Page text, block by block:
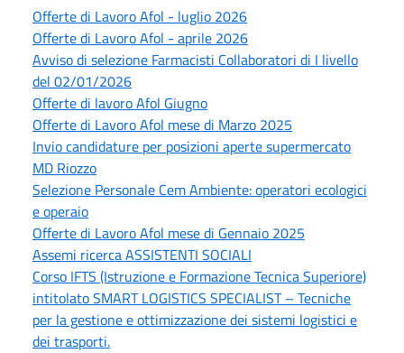
Offerte di Lavoro Afol - luglio 2026
Offerte di Lavoro Afol - aprile 2026
Avviso di selezione Farmacisti Collaboratori di I livello
del 02/01/2026
Offerte di lavoro Afol Giugno
Offerte di Lavoro Afol mese di Marzo 2025
Invio candidature per posizioni aperte supermercato
MD Riozzo
Selezione Personale Cem Ambiente: operatori ecologici
e operaio
Offerte di Lavoro Afol mese di Gennaio 2025
Assemi ricerca ASSISTENTI SOCIALI
Corso IFTS (Istruzione e Formazione Tecnica Superiore)
intitolato SMART LOGISTICS SPECIALIST – Tecniche
per la gestione e ottimizzazione dei sistemi logistici e
dei trasporti.